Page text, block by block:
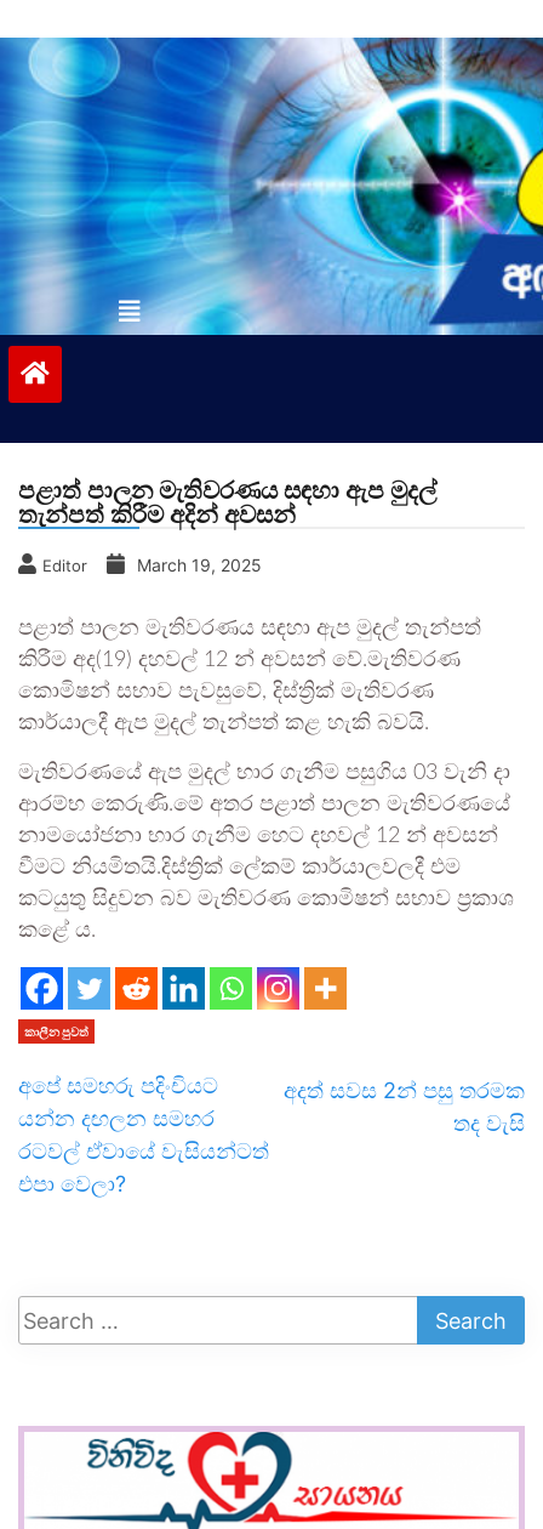
to
contentvinivida.lk
පළාත් පාලන මැතිවරණය සඳහා ඇප මුදල්
තැන්පත් කිරීම අදින් අවසන්
Editor March 19, 2025
පළාත් පාලන මැතිවරණය සඳහා ඇප මුදල් තැන්පත්
කිරීම අද(19) දහවල් 12 න් අවසන් වේ.මැතිවරණ
කොමිෂන් සභාව පැවසුවේ, දිස්ත්‍රික් මැතිවරණ
කාර්යාලදී ඇප මුදල් තැන්පත් කළ හැකි බවයි.
මැතිවරණයේ ඇප මුදල් භාර ගැනීම පසුගිය 03 වැනි දා
ආරම්භ කෙරුණි.මේ අතර පළාත් පාලන මැතිවරණයේ
නාමයෝජනා භාර ගැනීම හෙට දහවල් 12 න් අවසන්
වීමට නියමිතයි.දිස්ත්‍රික් ලේකම් කාර්යාලවලදී එම
කටයුතු සිදුවන බව මැතිවරණ කොමිෂන් සභාව ප්‍රකාශ
කළේ ය.
කාලීන පුවත්
අපේ සමහරු පදිංචියට
යන්න දඟලන සමහර
රටවල් ඒවායේ වැසියන්ටත්
එපා වෙලා?
අදත් සවස 2න් පසු තරමක
තද වැසි